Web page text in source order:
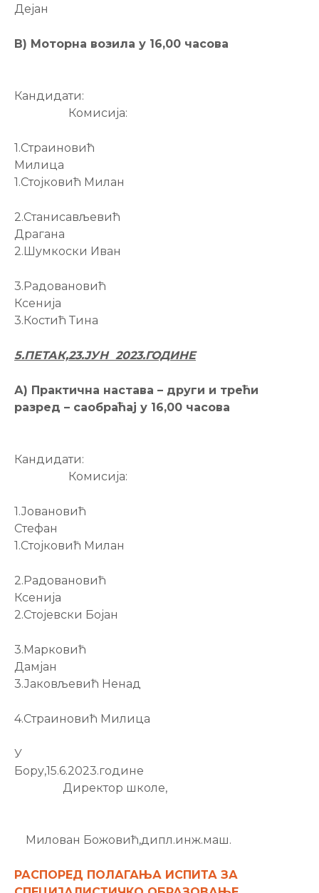
Дејан
В) Моторна возила у 16,00 часова
Кандидати:
Комисија:
1.Страиновић
Милица
1.Стојковић Милан
2.Станисављевић
Драгана
2.Шумкоски Иван
3.Радовановић
Ксенија
3.Костић Тина
5.ПЕТАК,23.ЈУН2023.ГОДИНЕ
А) Практична настава – други и трећи
разред – саобраћај у 16,00 часова
Кандидати:
Комисија:
1.Јовановић
Стефан
1.Стојковић Милан
2.Радовановић
Ксенија
2.Стојевски Бојан
3.Марковић
Дамјан
3.Јаковљевић Ненад
4.Страиновић Милица
У
Бору,15.6.2023.године
Директор школе,
Милован Божовић,дипл.инж.маш.
РАСПОРЕД ПОЛАГАЊА ИСПИТА ЗА